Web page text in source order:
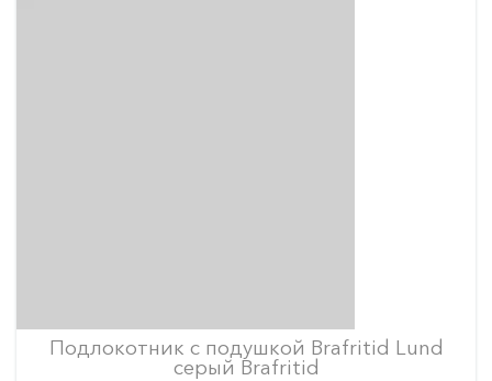
Подлокотник с подушкой Brafritid Lund
серый Brafritid